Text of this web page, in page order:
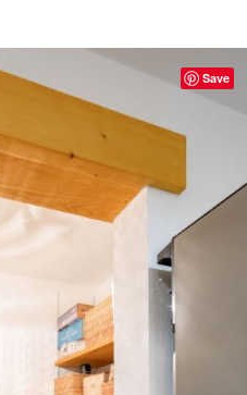
Save